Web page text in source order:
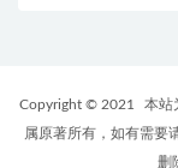
Copyright © 2021
本站
属原著所有，如有需要
删